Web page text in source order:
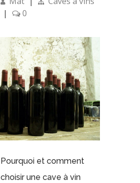
|
0
Pourquoi et comment
choisir une cave à vin